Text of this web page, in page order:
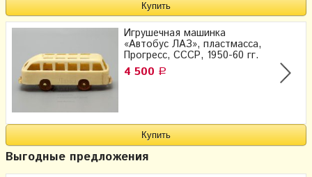
Игрушечная машинка
«Автобус ЛАЗ», пластмасса,
Прогресс, СССР, 1950-60 гг.
4 500 Р
Выгодные предложения